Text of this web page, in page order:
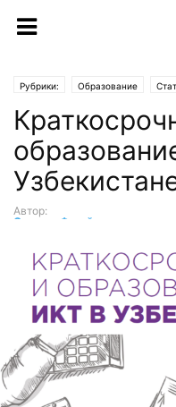
Рубрики: Образование
Автор:
Санжар Фузайлов